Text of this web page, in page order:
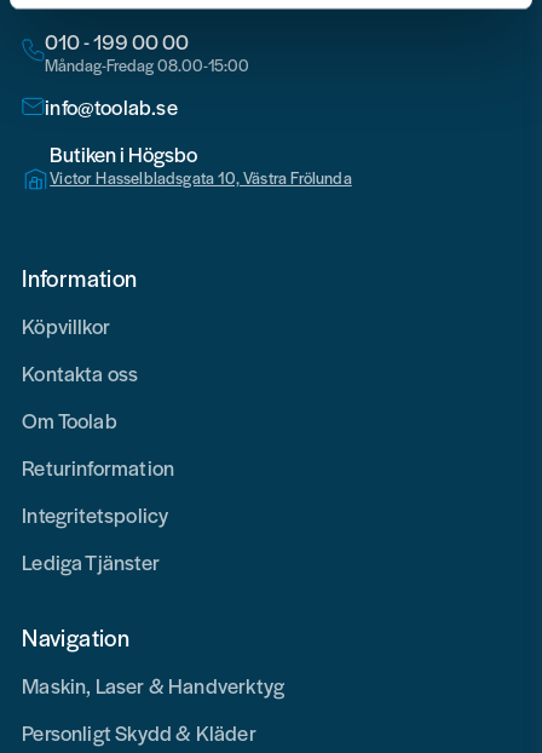
010 - 199 00 00
Måndag-Fredag 08.00-15:00
info@toolab.se
Butiken i Högsbo
Victor Hasselbladsgata 10, Västra Frölunda
Information
Köpvillkor
Kontakta oss
Om Toolab
Returinformation
Integritetspolicy
Lediga Tjänster
Navigation
Maskin, Laser & Handverktyg
Personligt Skydd & Kläder